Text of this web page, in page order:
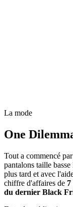
La mode
One
Tout a commencé
pantalons taille
plus tard et avec
chiffre d'affaires de 7
du dernier Black